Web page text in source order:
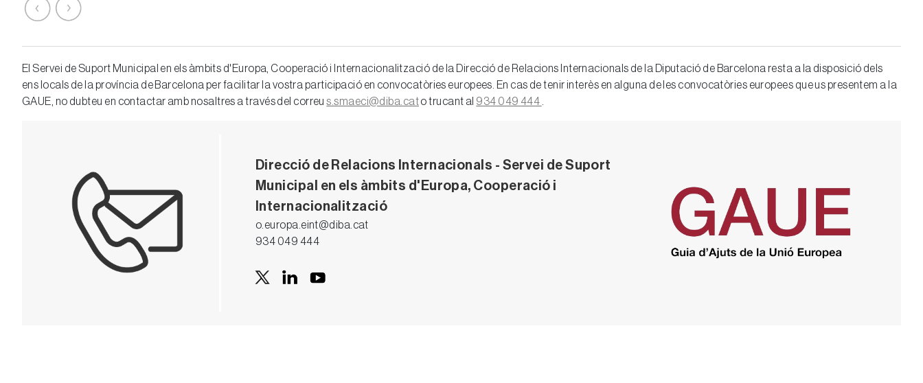
El Servei de Suport Municipal en els àmbits d'Europa, Cooperació i Internacionalització de la Direcció de Relacions Internacionals de la Diputació de Barcelona resta a la disposició dels
ens locals de la província de Barcelona per facilitar la vostra participació en convocatòries europees. En cas de tenir interès en alguna de les convocatòries europees que us presentem a la
GAUE, no dubteu en contactar amb nosaltres a través del correus.smaeci@diba.cato trucant al 934 049 444
Direcció de Relacions Internacionals - Servei de Suport
Municipal en els àmbits d'Europa, Cooperació i
Internacionalització
o.europa.eint@diba.cat
934 049 444